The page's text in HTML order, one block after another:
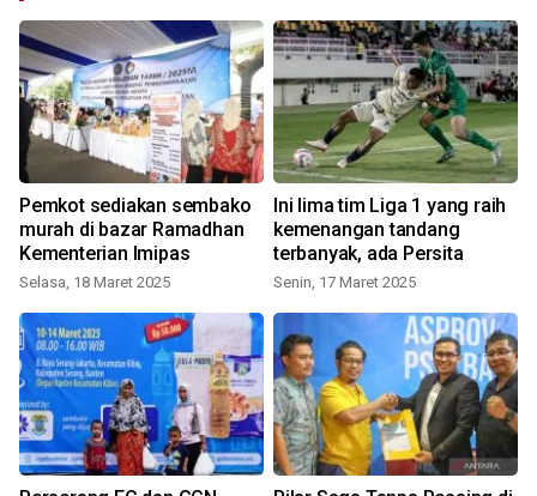
Pemkot sediakan sembako
murah di bazar Ramadhan
Kementerian Imipas
Selasa, 18 Maret 2025
Ini lima tim Liga 1 yang raih
kemenangan tandang
terbanyak, ada Persita
Senin, 17 Maret 2025